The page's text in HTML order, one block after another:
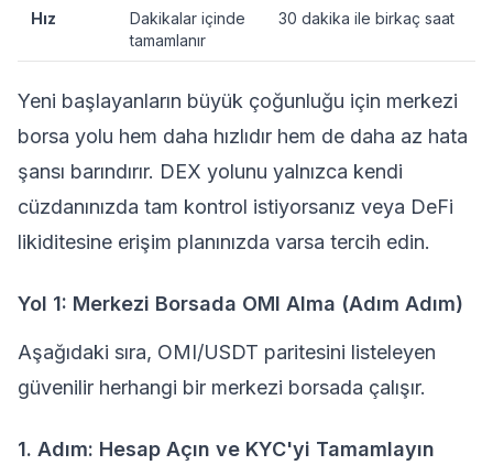
Hız
Dakikalar içinde
tamamlanır
30 dakika ile birkaç saat
Yeni başlayanların büyük çoğunluğu için merkezi
borsa yolu hem daha hızlıdır hem de daha az hata
şansı barındırır. DEX yolunu yalnızca kendi
cüzdanınızda tam kontrol istiyorsanız veya DeFi
likiditesine erişim planınızda varsa tercih edin.
Yol 1: Merkezi Borsada OMI Alma (Adım Adım)
Aşağıdaki sıra, OMI/USDT paritesini listeleyen
güvenilir herhangi bir merkezi borsada çalışır.
1. Adım: Hesap Açın ve KYC'yi Tamamlayın